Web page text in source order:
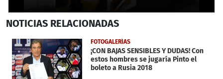
seconds
40
seconds
NOTICIAS RELACIONADAS
FOTOGALERÍAS
¡CON BAJAS SENSIBLES Y DUDAS! Con
estos hombres se jugaría Pinto el
boleto a Rusia 2018